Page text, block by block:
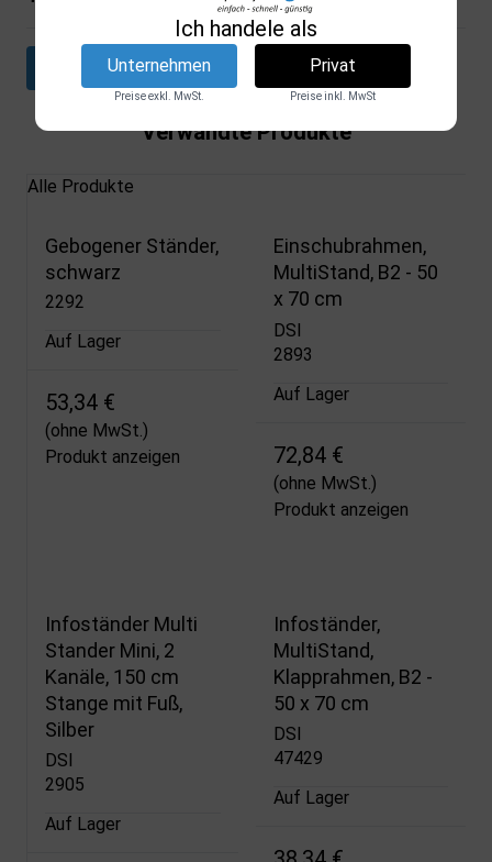
Datenblatt herunterladen
Verwandte Produkte
Alle Produkte
Gebogener Ständer,
schwarz
2292
Auf Lager
53,34 €
(ohne MwSt.)
Produkt anzeigen
Einschubrahmen,
MultiStand, B2 - 50
x 70 cm
DSI
2893
Auf Lager
72,84 €
(ohne MwSt.)
Produkt anzeigen
Infoständer Multi
Stander Mini, 2
Kanäle, 150 cm
Stange mit Fuß,
Silber
DSI
2905
Auf Lager
Infoständer,
MultiStand,
Klapprahmen, B2 -
50 x 70 cm
DSI
47429
Auf Lager
Ich handele als
Unternehmen
Preise exkl. MwSt.
Privat
Preise inkl. MwSt